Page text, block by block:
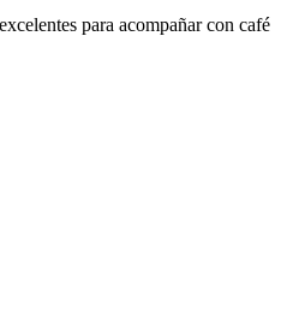
para acompañar con café